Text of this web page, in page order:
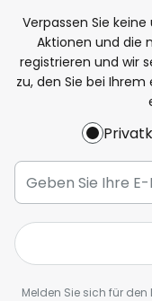
Verpassen Sie
Aktionen und die
registrieren und wir
zu, den Sie bei
Melden Sie sich für